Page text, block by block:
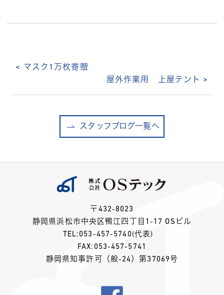
< マスク1万枚寄贈
屋外作業用 上屋テント >
スタッフブログ一覧へ
〒432-8023
静岡県浜松市中央区鴨江四丁目1-17 OSビル
TEL: 053-457-5740 (代表)
FAX:053-457-5741
静岡県知事許可（般-24）第37069号